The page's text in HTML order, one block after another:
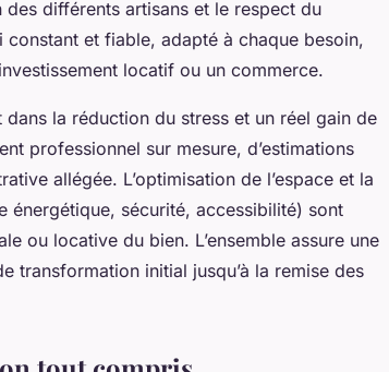
différents artisans et le respect du
et fiable, adapté à chaque besoin,
locatif ou un commerce.
la réduction du stress et un réel gain de
professionnel sur mesure, d’estimations
allégée. L’optimisation de l’espace et la
énergétique, sécurité, accessibilité) sont
ou locative du bien. L’ensemble assure une
transformation initial jusqu’à la remise des